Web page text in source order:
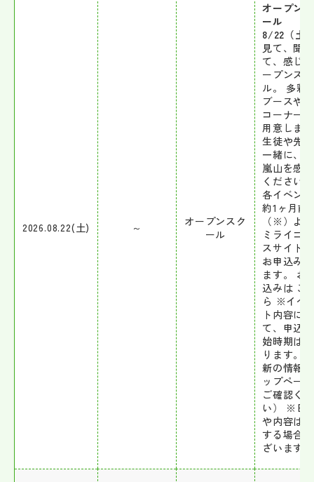
2026.08.22(土) ～
オープンスク
ール
オープン
ール
8/22（土
見て、聞い
て、感じ
ープンス
ル。 多彩
ブースや
コーナー
用意しま
生徒や先
一緒に、
嵐山を感
ください！
各イベン
約1ヶ月前
（※）よ
ミライコ
スサイト
お申込み
ます。 お
込みは こ
ら ※イベ
ト内容に
て、申込
始時期は
ります。
新の情報
ップペー
ご確認く
い） ※日
や内容は
する場合
ざいます。